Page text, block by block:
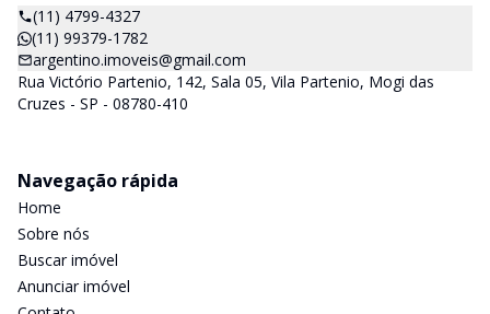
(11) 4799-4327
(11) 99379-1782
argentino.imoveis@gmail.com
Rua Victório Partenio, 142, Sala 05, Vila Partenio, Mogi das
Cruzes - SP - 08780-410
Navegação rápida
Home
Sobre nós
Buscar imóvel
Anunciar imóvel